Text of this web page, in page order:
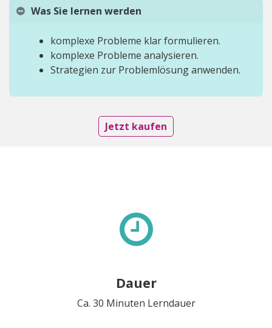
Was Sie lernen werden
komplexe Probleme klar formulieren.
komplexe Probleme analysieren.
Strategien zur Problemlösung anwenden.
Jetzt kaufen
Dauer
Ca. 30 Minuten Lerndauer